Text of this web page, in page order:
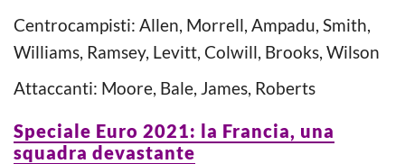
Centrocampisti: Allen, Morrell, Ampadu, Smith,
Williams, Ramsey, Levitt, Colwill, Brooks, Wilson
Attaccanti: Moore, Bale, James, Roberts
Speciale Euro 2021: la Francia, una
squadra devastante